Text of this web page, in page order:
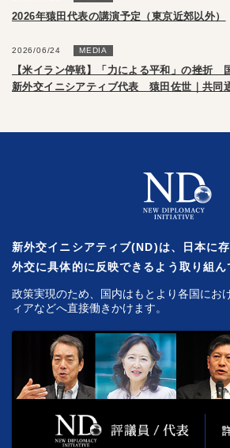
2026年猿田代表の講演予定（東京近郊以外）
2026/06/24 MEDIA
【米イラン停戦】「力による平和」の挫折
新外交イニシアティブ代表 猿田佐世｜共同
新外交イニシアティブ(ND)は、日本に存
外交に具体的に反映できるよう取り組ん
政策実現のため、国内はもとより各国にお
ィアなどへ直接働きかけます。